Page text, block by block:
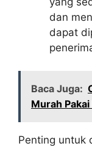
dan
dapat
Baca Juga:
Murah Pakai
Penting untuk